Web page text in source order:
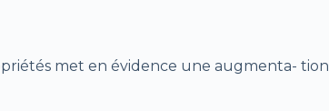
met en évidence une augmenta- tion